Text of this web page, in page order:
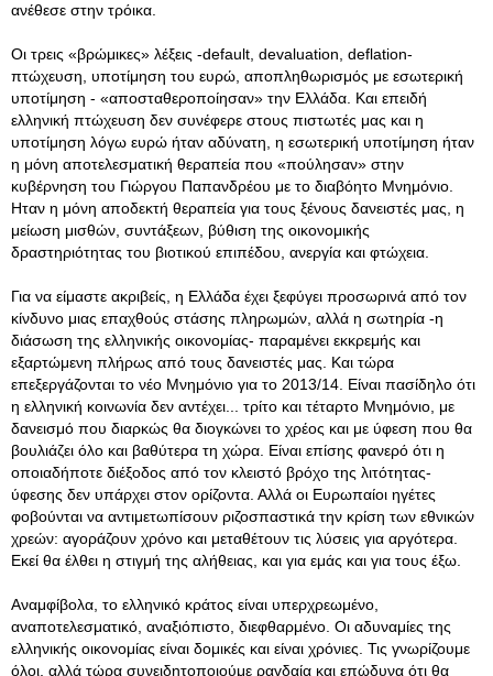
ανέθεσε στην τρόικα.
Οι τρεις «βρώμικες» λέξεις -default, devaluation, deflation-
πτώχευση, υποτίμηση του ευρώ, αποπληθωρισμός με εσωτερική
υποτίμηση - «αποσταθεροποίησαν» την Ελλάδα. Και επειδή
ελληνική πτώχευση δεν συνέφερε στους πιστωτές μας και η
υποτίμηση λόγω ευρώ ήταν αδύνατη, η εσωτερική υποτίμηση ήταν
η μόνη αποτελεσματική θεραπεία που «πούλησαν» στην
κυβέρνηση του Γιώργου Παπανδρέου με το διαβόητο Μνημόνιο.
Ηταν η μόνη αποδεκτή θεραπεία για τους ξένους δανειστές μας, η
μείωση μισθών, συντάξεων, βύθιση της οικονομικής
δραστηριότητας του βιοτικού επιπέδου, ανεργία και φτώχεια.
Για να είμαστε ακριβείς, η Ελλάδα έχει ξεφύγει προσωρινά από τον
κίνδυνο μιας επαχθούς στάσης πληρωμών, αλλά η σωτηρία -η
διάσωση της ελληνικής οικονομίας- παραμένει εκκρεμής και
εξαρτώμενη πλήρως από τους δανειστές μας. Και τώρα
επεξεργάζονται το νέο Μνημόνιο για το 2013/14. Είναι πασίδηλο ότι
η ελληνική κοινωνία δεν αντέχει... τρίτο και τέταρτο Μνημόνιο, με
δανεισμό που διαρκώς θα διογκώνει το χρέος και με ύφεση που θα
βουλιάζει όλο και βαθύτερα τη χώρα. Είναι επίσης φανερό ότι η
οποιαδήποτε διέξοδος από τον κλειστό βρόχο της λιτότητας-
ύφεσης δεν υπάρχει στον ορίζοντα. Αλλά οι Ευρωπαίοι ηγέτες
φοβούνται να αντιμετωπίσουν ριζοσπαστικά την κρίση των εθνικών
χρεών: αγοράζουν χρόνο και μεταθέτουν τις λύσεις για αργότερα.
Εκεί θα έλθει η στιγμή της αλήθειας, και για εμάς και για τους έξω.
Αναμφίβολα, το ελληνικό κράτος είναι υπερχρεωμένο,
αναποτελεσματικό, αναξιόπιστο, διεφθαρμένο. Οι αδυναμίες της
ελληνικής οικονομίας είναι δομικές και είναι χρόνιες. Τις γνωρίζουμε
όλοι, αλλά τώρα συνειδητοποιούμε ραγδαία και επώδυνα ότι θα